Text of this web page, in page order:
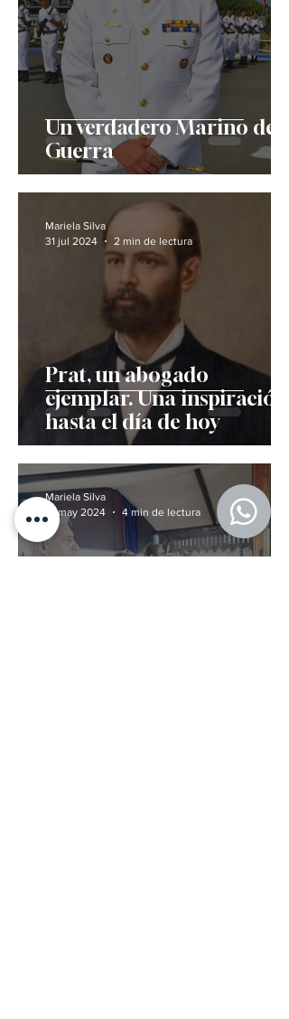
Un verdadero Marino de
Guerra
Prat, un abogado
ejemplar. Una inspiración
hasta el día de hoy
Mariela Silva
31 jul 2024
2 min de lectura
Mariela Silva
14 may 2024
4 min de lectura